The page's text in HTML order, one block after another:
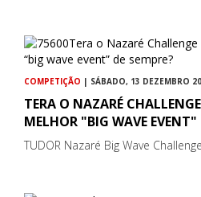
COMPETIÇÃO | SÁBADO, 13 DEZEMBRO
TERA O NAZARÉ
MELHOR "BIG WAVE EVENT"
TUDOR Nazaré Big Wave Challenge